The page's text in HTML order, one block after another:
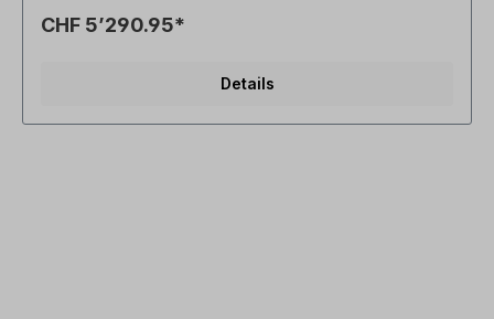
IE5, Wirkungsgrad= 96,5%, Lackierung= RAL 5010
Klemmkastenlage= oben, Gehäuse= Grauguss,
Nachschmiervorrichtung, Kugellager= SKF oder
CHF 5’290.95*
Details